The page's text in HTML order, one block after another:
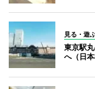
見る・遊
東京駅
へ（日本